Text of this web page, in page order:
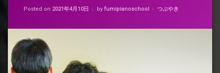
Posted on 2021年4月10日
Updated on 2021年4月10日
by fumipianoschool カテゴリー:
つぶやき
朝
寝
坊
朝
礼